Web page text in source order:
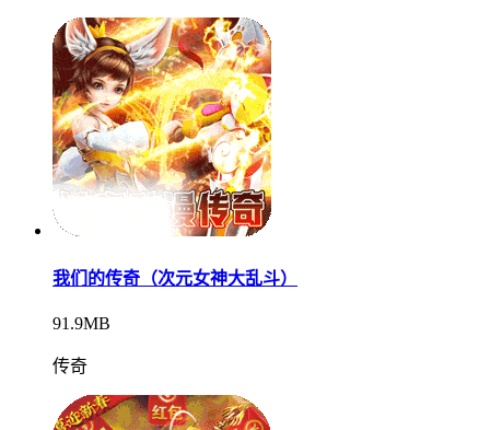
我们的传奇（次元女神大乱斗）
91.9MB
传奇